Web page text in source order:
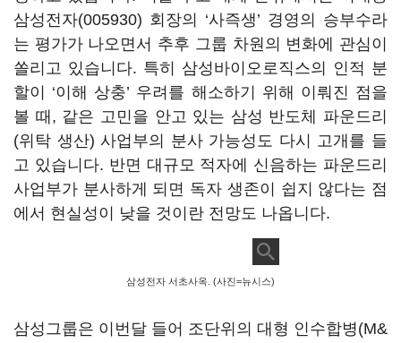
삼성전자(005930) 회장의 ‘사즉생’ 경영의 승부수라
는 평가가 나오면서 추후 그룹 차원의 변화에 관심이
쏠리고 있습니다. 특히 삼성바이오로직스의 인적 분
할이 ‘이해 상충’ 우려를 해소하기 위해 이뤄진 점을
볼 때, 같은 고민을 안고 있는 삼성 반도체 파운드리
(위탁 생산) 사업부의 분사 가능성도 다시 고개를 들
고 있습니다. 반면 대규모 적자에 신음하는 파운드리
사업부가 분사하게 되면 독자 생존이 쉽지 않다는 점
에서 현실성이 낮을 것이란 전망도 나옵니다.
삼성전자 서초사옥. (사진=뉴시스)
삼성그룹은 이번달 들어 조단위의 대형 인수합병(M&